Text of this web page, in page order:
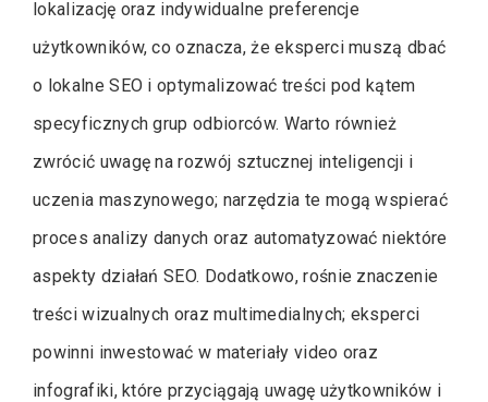
lokalizację oraz indywidualne preferencje
użytkowników, co oznacza, że eksperci muszą dbać
o lokalne SEO i optymalizować treści pod kątem
specyficznych grup odbiorców. Warto również
zwrócić uwagę na rozwój sztucznej inteligencji i
uczenia maszynowego; narzędzia te mogą wspierać
proces analizy danych oraz automatyzować niektóre
aspekty działań SEO. Dodatkowo, rośnie znaczenie
treści wizualnych oraz multimedialnych; eksperci
powinni inwestować w materiały video oraz
infografiki, które przyciągają uwagę użytkowników i